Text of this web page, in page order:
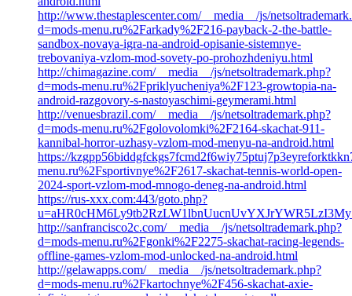
http://www.thestaplescenter.com/__media__/js/
d=mods-menu.ru%2Farkady%2F216-payback-2-the-battle-
sandbox-novaya-igra-na-android-opisanie-sistemnye-
trebovaniya-vzlom-mod-sovety-po-prohozhdeniyu.html
http://chimagazine.com/__media__/js/netsoltrademark.php?
d=mods-menu.ru%2Fpriklyucheniya%2F123-growtopia-na-
android-razgovory-s-nastoyaschimi-geymerami.html
http://venuesbrazil.com/__media__/js/netsoltrademark.php?
d=mods-menu.ru%2Fgolovolomki%2F2164-skachat-911-
kannibal-horror-uzhasy-vzlom-mod-menyu-na-android.html
https://
menu.ru%2Fsportivnye%2F2617-skachat-tennis-world-open-
2024-sport-vzlom-mod-mnogo-deneg-na-android.html
https://rus-xxx.com:443/goto.php?
http://sanfrancisco2c.com/__media__/js/netsoltrademark.php?
d=mods-menu.ru%2Fgonki%2F2275-skachat-racing-legends-
offline-games-vzlom-mod-unlocked-na-android.html
http://gelawapps.com/__media__/js/netsoltrademark.php?
d=mods-menu.ru%2Fkartochnye%2F456-skachat-axie-